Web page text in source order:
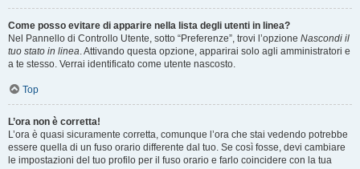
Come posso evitare di apparire nella lista degli utenti in linea?
Nel Pannello di Controllo Utente, sotto “Preferenze”, trovi l’opzione Nascondi il
tuo stato in linea. Attivando questa opzione, apparirai solo agli amministratori e
a te stesso. Verrai identificato come utente nascosto.
Top
L’ora non è corretta!
L’ora è quasi sicuramente corretta, comunque l’ora che stai vedendo potrebbe
essere quella di un fuso orario differente dal tuo. Se così fosse, devi cambiare
le impostazioni del tuo profilo per il fuso orario e farlo coincidere con la tua